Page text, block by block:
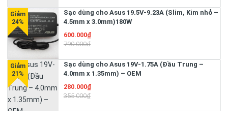
Sạc dùng cho Asus 19.5V-9.23A (Slim, Kim nhỏ –
4.5mm x 3.0mm)180W
600.000₫
790.000₫
Sạc dùng cho Asus 19V-1.75A (Đầu Trung –
4.0mm x 1.35mm) – OEM
280.000₫
355.000₫